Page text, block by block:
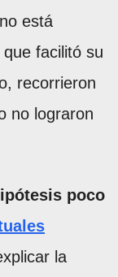
está
facilitó su
recorrieron
no lograron
poco
la